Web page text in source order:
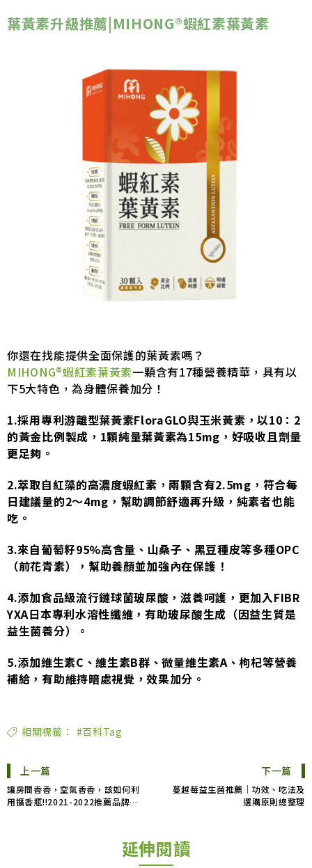
葉黃素升級推薦|MIHONG®蝦紅素葉黃素
你還在找能提供全面保護的葉黃素嗎？
MIHONG®蝦紅素葉黃素一顆含有17種營養精華，具有以
下5大特色，為身體保養加分！
1.採用專利游離型葉黃素FloraGLO與玉米黃素，以10：2
的黃金比例製成，1顆純量葉黃素為15mg，好吸收且劑量
更足夠。
2.萃取自紅藻的高濃度蝦紅素，兩顆含有2.5mg，符合每
日建議量的2～4mg，幫助調節舒適再升級，純素者也能
吃。
3.來自葡萄籽95%高含量、山桑子、黑豆種皮等多種OPC
（前花青素），幫助養顏並加強內在保護！
4.添加食品級流行鏈球菌玻尿酸，滋養呵護，更加入FIBR
YXA日本專利水溶性纖維，有助玻尿酸生成（因益生質是
益生菌養分）。
5.添加維生素C、維生素B群、微量維生素A、枸杞等營養
補給，有助維持暗處視覺，效果加分。
相關標籤： #百科Tag
上一篇
讓房間香香，空氣香香，該如何利
用擴香瓶!!2021-2022推薦品牌
下一篇
蔓越莓益生菌推薦｜功效、吃法及
選購原則總整理
延伸閱讀